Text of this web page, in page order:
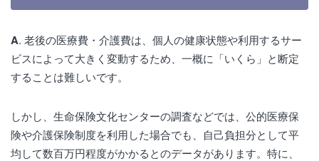
A. 老後の医療費・介護費は、個人の健康状態や利用するサー
ビスによって大きく変動するため、一概に「いくら」と断定
することは難しいです。
しかし、生命保険文化センターの調査などでは、公的医療保
険や介護保険制度を利用した場合でも、自己負担分として平
均して数百万円程度がかかるとのデータがあります。特に、